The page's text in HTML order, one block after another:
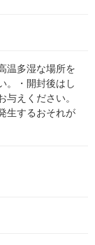
温多湿な場所を
。・開封後はし
与えください。
生するおそれが